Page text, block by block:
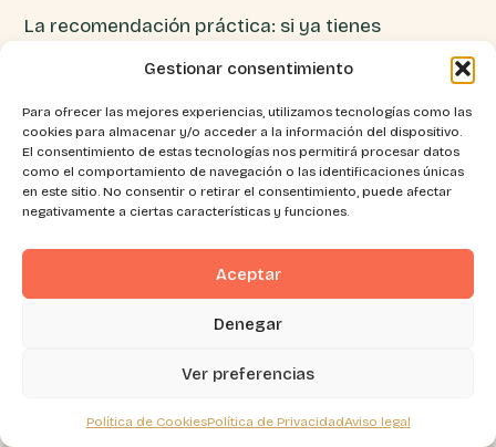
Gestionar consentimiento
Para ofrecer las mejores experiencias, utilizamos tecnologías como las
cookies para almacenar y/o acceder a la información del dispositivo.
El consentimiento de estas tecnologías nos permitirá procesar datos
como el comportamiento de navegación o las identificaciones únicas
en este sitio. No consentir o retirar el consentimiento, puede afectar
negativamente a ciertas características y funciones.
Aceptar
Denegar
Ver preferencias
Política de CookiesPolítica de PrivacidadAviso legal
La recomendación práctica: si ya tienes
campañas de Search bien estructuradas, usa los
activamente el Search Impression Share de tus
campañas existentes.
El modo de alto valor para
adquisición de nuevos clientes
configurar PMax para priorizar específicamente